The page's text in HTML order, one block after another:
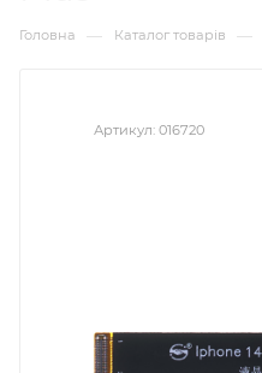
Головна — Каталог товарів —
Артикул: 016720